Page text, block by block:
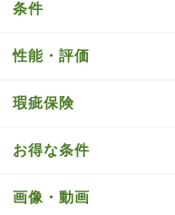
条件
性能・評価
瑕疵保険
お得な条件
画像・動画